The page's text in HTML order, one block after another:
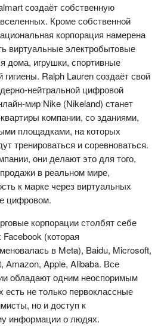
создаёт собственную
Кроме собственной
корпорация намерена
виртуальные электробытовые
дома, игрушки, спортивные
Ralph Lauren создаёт свой
нейтральной цифровой
мир Nike (Nikeland) станет
компании, со зданиями,
площадками, на которых
тренироваться и соревноваться.
они делают это для того,
в реальном мире,
к марке через виртуальных
цифровом.
корпорации столбят себе
(которая
в Meta), Baidu, Microsoft,
Amazon, Apple, Alibaba. Все
обладают одним неоспоримым
не только первоклассные
но и доступ к
информации о людях.